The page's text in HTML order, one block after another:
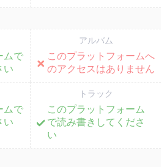
ムで
い
アルバム
;
このプラットフォームへ
のアクセスはありません
ムで
い
トラック
;
このプラットフォーム
で読み書きしてくださ
い